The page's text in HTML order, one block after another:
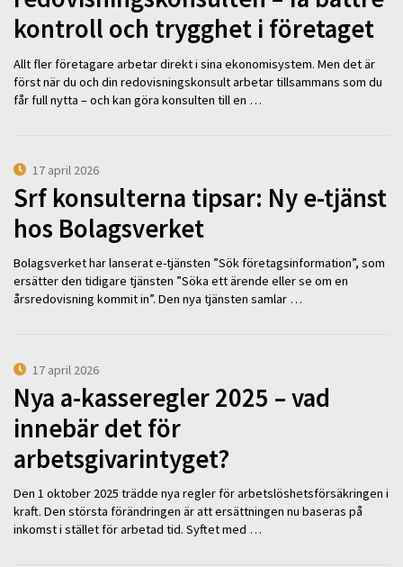
kontroll och trygghet i företaget
Allt fler företagare arbetar direkt i sina ekonomisystem. Men det är
först när du och din redovisningskonsult arbetar tillsammans som du
får full nytta – och kan göra konsulten till en …
17 april 2026
Srf konsulterna tipsar: Ny e-tjänst
hos Bolagsverket
Bolagsverket har lanserat e-tjänsten ”Sök företagsinformation”, som
ersätter den tidigare tjänsten ”Söka ett ärende eller se om en
årsredovisning kommit in”. Den nya tjänsten samlar …
17 april 2026
Nya a-kasseregler 2025 – vad
innebär det för
arbetsgivarintyget?
Den 1 oktober 2025 trädde nya regler för arbetslöshetsförsäkringen i
kraft. Den största förändringen är att ersättningen nu baseras på
inkomst i stället för arbetad tid. Syftet med …